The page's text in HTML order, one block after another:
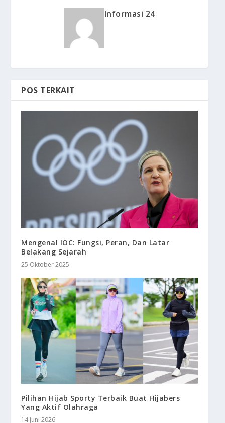
Informasi 24
POS TERKAIT
Mengenal IOC: Fungsi, Peran, Dan Latar
Belakang Sejarah
25 Oktober 2025
Pilihan Hijab Sporty Terbaik Buat Hijabers
Yang Aktif Olahraga
14 Juni 2026